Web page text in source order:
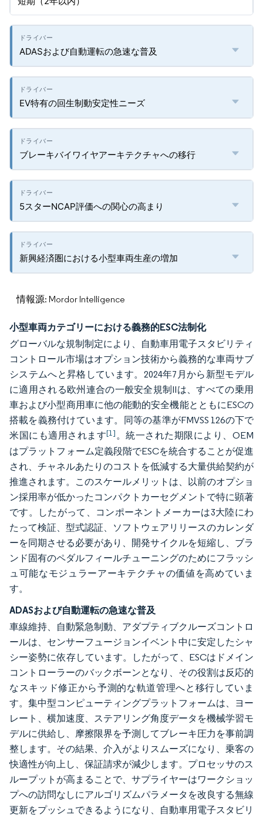
ADASおよび自動運転の急速な普及
EV特有の回生制動安定性ニーズ
ブレーキバイワイヤアーキテクチャへの移行
5スターNCAP評価への関心の高まり
新興経済圏における小型車両生産の増加
情報源: Mordor Intelligence
小型車両カテゴリーにおける義務的ESC法制化
グローバルな規制制定により、自動車用電子スタビリティ
コントロール市場はオプション技術から義務的な車両サブ
システムへと昇格しています。2024年7月から新型モデル
に適用される欧州連合の一般安全規制IIは、すべての乗用
車および小型商用車に他の能動的安全機能とともにESCの
搭載を義務付けています。同等の基準がFMVSS 126の下で
米国にも適用されます[1]。統一された期限により、OEM
はプラットフォーム定義段階でESCを統合することが促進
され、チャネルあたりのコストを低減する大量供給契約が
推進されます。このスケールメリットは、以前のオプショ
ン採用率が低かったコンパクトカーセグメントで特に顕著
です。したがって、コンポーネントメーカーは3大陸にわ
たって検証、型式認証、ソフトウェアリリースのカレンダ
ーを同期させる必要があり、開発サイクルを短縮し、ブラ
ンド固有のペダルフィールチューニングのためにフラッシ
ュ可能なモジュラーアーキテクチャの価値を高めていま
す。
ADASおよび自動運転の急速な普及
車線維持、自動緊急制動、アダプティブクルーズコントロ
ールは、センサーフュージョンイベント中に安定したシャ
シー姿勢に依存しています。したがって、ESCはドメイン
コントローラーのバックボーンとなり、その役割は反応的
なスキッド修正から予測的な軌道管理へと移行していま
す。集中型コンピューティングプラットフォームは、ヨー
レート、横加速度、ステアリング角度データを機械学習モ
デルに供給し、摩擦限界を予測してブレーキ圧力を事前調
整します。その結果、介入がよりスムーズになり、乗客の
快適性が向上し、保証請求が減少します。プロセッサのス
ループットが高まることで、サプライヤーはワークショッ
プへの訪問なしにアルゴリズムパラメータを改良する無線
更新をプッシュできるようになり、自動車用電子スタビリ